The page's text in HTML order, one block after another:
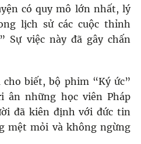
có quy mô lớn nhất, lý
lịch sử các cuộc thỉnh
Sự việc này đã gây chấn
biết, bộ phim “Ký ức”
ân những học viên Pháp
đã kiên định với đức tin
mệt mỏi và không ngừng